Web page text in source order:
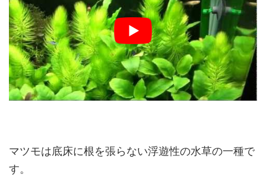
マツモは底床に根を張らない浮遊性の水草の一種で
す。